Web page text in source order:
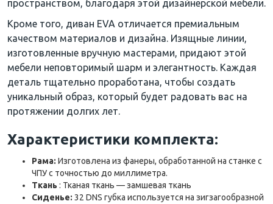
пространством, благодаря этой дизайнерской мебели.
Кроме того, диван EVA отличается премиальным
качеством материалов и дизайна. Изящные линии,
изготовленные вручную мастерами, придают этой
мебели неповторимый шарм и элегантность. Каждая
деталь тщательно проработана, чтобы создать
уникальный образ, который будет радовать вас на
протяжении долгих лет.
Характеристики комплекта:
Рама: Изготовлена ​​из фанеры, обработанной на станке с
ЧПУ с точностью до миллиметра.
Ткань : Тканая ткань — замшевая ткань
Сиденье: 32 DNS губка используется на зигзагообразной